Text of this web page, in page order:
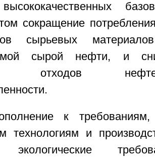
сокращение
сырьевых
сырой нефти, и
отходов
к
технологиям и
экологические